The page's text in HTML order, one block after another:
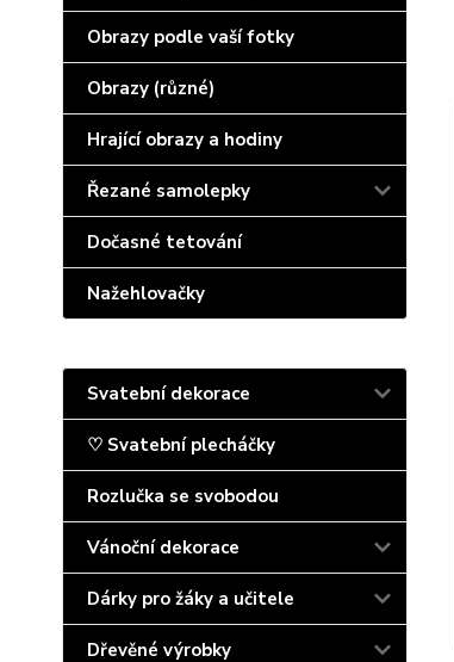
Obrazy podle vaší fotky
Obrazy (různé)
Hrající obrazy a hodiny
Řezané samolepky
Dočasné tetování
Nažehlovačky
Svatební dekorace
♡ Svatební plecháčky
Rozlučka se svobodou
Vánoční dekorace
Dárky pro žáky a učitele
Dřevěné výrobky